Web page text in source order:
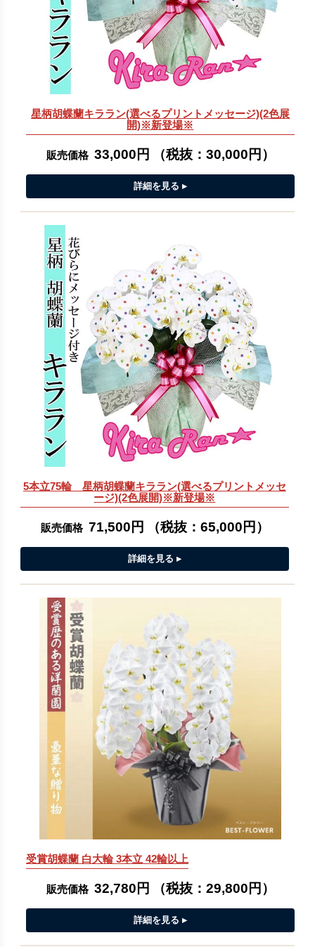
星柄胡蝶蘭キララン(選べるプリントメッセージ)(2色展
開)※新登場※
販売価格 33,000円 （税抜： 30,000円 ）
5本立75輪 星柄胡蝶蘭キララン(選べるプリントメッセ
ージ)(2色展開)※新登場※
販売価格 71,500円 （税抜： 65,000円 ）
受賞胡蝶蘭 白大輪 3本立 42輪以上
販売価格 32,780円 （税抜： 29,800円 ）